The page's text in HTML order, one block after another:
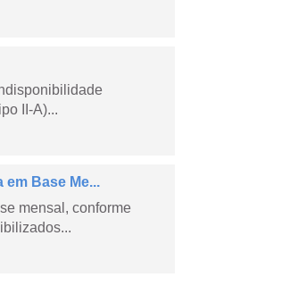
II-A)...
Base Me...
mensal, conforme